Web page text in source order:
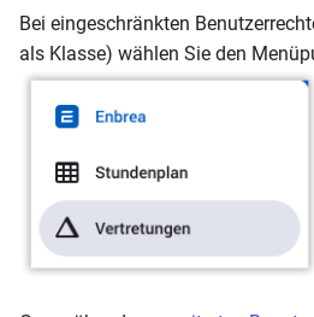
Bei eingeschränkten
als Klasse) wählen Sie den